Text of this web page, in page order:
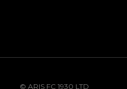
© ARIS FC 1930 LTD